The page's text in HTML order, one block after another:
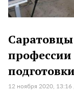
подготовки
12 ноября 2020, 13:16